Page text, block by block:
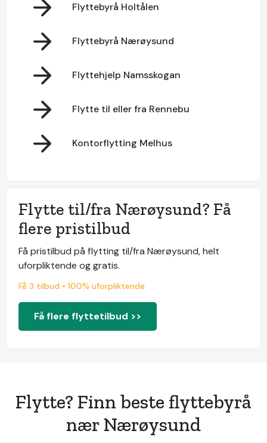
Flyttebyrå Holtålen
Flyttebyrå Nærøysund
Flyttehjelp Namsskogan
Flytte til eller fra Rennebu
Kontorflytting Melhus
Flytte til/fra Nærøysund? Få
flere pristilbud
Få pristilbud på flytting til/fra Nærøysund, helt
uforpliktende og gratis.
Få 3 tilbud • 100% uforpliktende
Få flere flyttetilbud >>
Flytte? Finn beste flyttebyrå
nær Nærøysund